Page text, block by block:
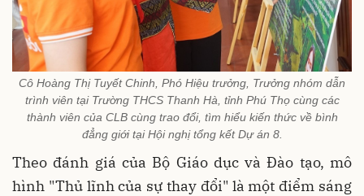
Cô Hoàng Thị Tuyết Chinh, Phó Hiệu trưởng, Trưởng nhóm dẫn
trình viên tại Trường THCS Thanh Hà, tỉnh Phú Thọ cùng các
thành viên của CLB cùng trao đổi, tìm hiểu kiến thức về bình
đẳng giới tại Hội nghị tổng kết Dự án 8.
Theo đánh giá của Bộ Giáo dục và Đào tạo, mô
hình "Thủ lĩnh của sự thay đổi" là một điểm sáng